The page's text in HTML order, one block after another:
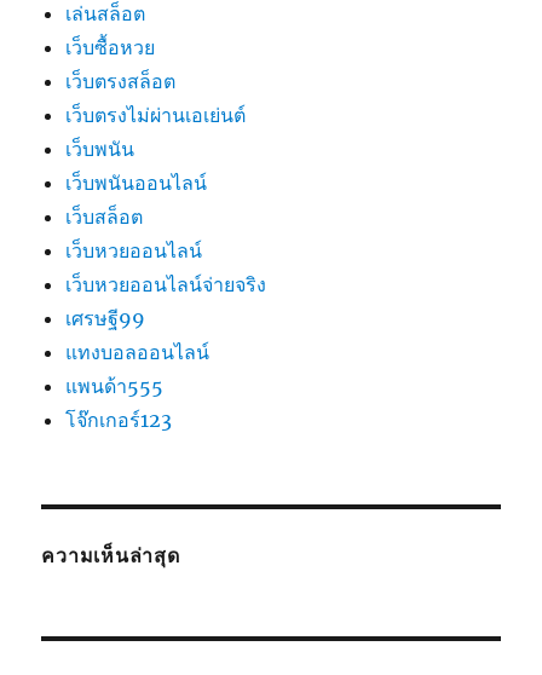
เล่นสล็อต
เว็บซื้อหวย
เว็บตรงสล็อต
เว็บตรงไม่ผ่านเอเย่นต์
เว็บพนัน
เว็บพนันออนไลน์
เว็บสล็อต
เว็บหวยออนไลน์
เว็บหวยออนไลน์จ่ายจริง
เศรษฐี99
แทงบอลออนไลน์
แพนด้า555
โจ๊กเกอร์123
ความเห็นล่าสุด